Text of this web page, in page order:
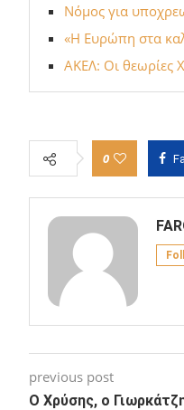
Νόμος για
«Η Ευρώπη στα
ΑΚΕΛ: Οι θεωρίες
0
previous post
Ο Χρύσης, ο